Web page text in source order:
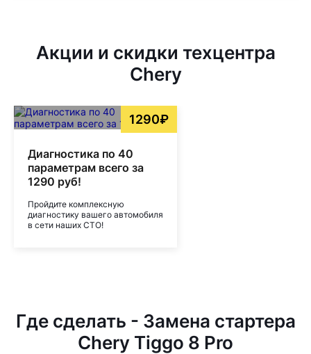
Акции и скидки техцентра
Chery
1290₽
Диагностика по 40
параметрам всего за
1290 руб!
Пройдите комплексную
диагностику вашего автомобиля
в сети наших СТО!
Где сделать - Замена стартера
Chery Tiggo 8 Pro